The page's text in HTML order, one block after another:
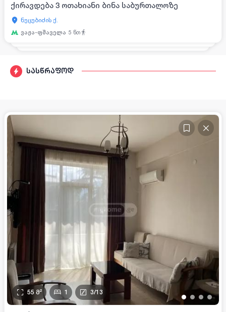
სასწრაფოდ
ქირავდება 3 ოთახიანი ბინა საბურთალოზე
ნუცუბიძის ქ.
ვაჟა-ფშაველა 5 წთ
• • • •
55 მ² 1 3/13